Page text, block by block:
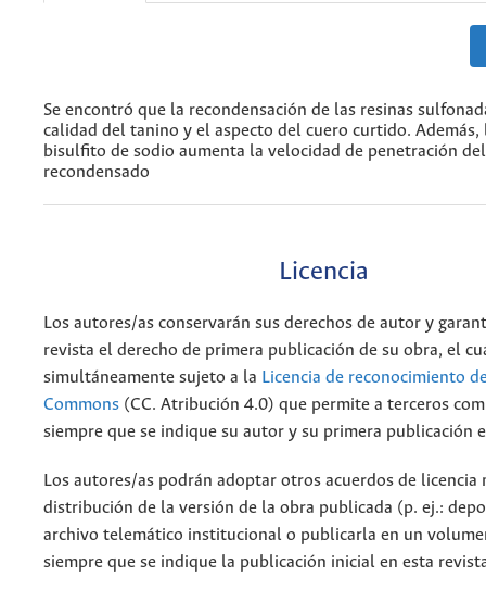
Se encontró que la recondensación de las resinas
calidad del tanino y el aspecto del cuero curtido. Además,
bisulfito de sodio aumenta la velocidad de penetración
recondensado
Licencia
Los autores/as conservarán sus derechos de autor y
revista el derecho de primera publicación de su obra, el
simultáneamente sujeto a la Licencia de reconocimiento
Commons (CC. Atribución 4.0) que permite a terceros
siempre que se indique su autor y su primera publicación
Los autores/as podrán adoptar otros acuerdos de licencia
distribución de la versión de la obra publicada (p. ej.:
archivo telemático institucional o publicarla en un
siempre que se indique la publicación inicial en esta